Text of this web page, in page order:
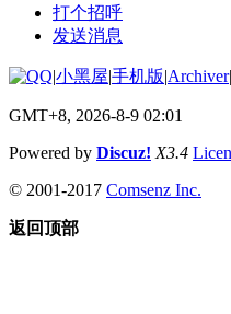
打个招呼
发送消息
|小黑屋|手机版|Archiver|
GMT+8, 2026-8-9 02:01
Powered by Discuz! X3.4
© 2001-2017 Comsenz Inc.
返回顶部